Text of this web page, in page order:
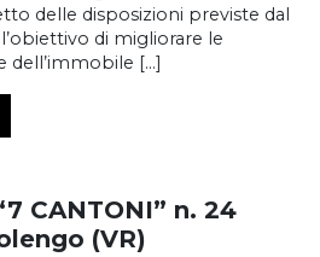
delle disposizioni previste dal
di migliorare le
dell’immobile […]
CANTONI” n. 24
(VR)